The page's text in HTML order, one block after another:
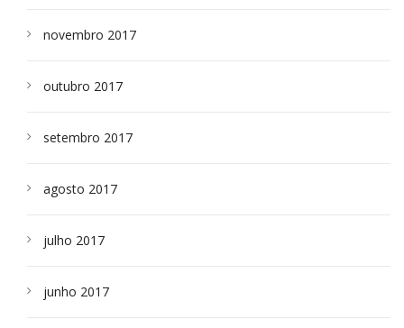
novembro 2017
outubro 2017
setembro 2017
agosto 2017
julho 2017
junho 2017